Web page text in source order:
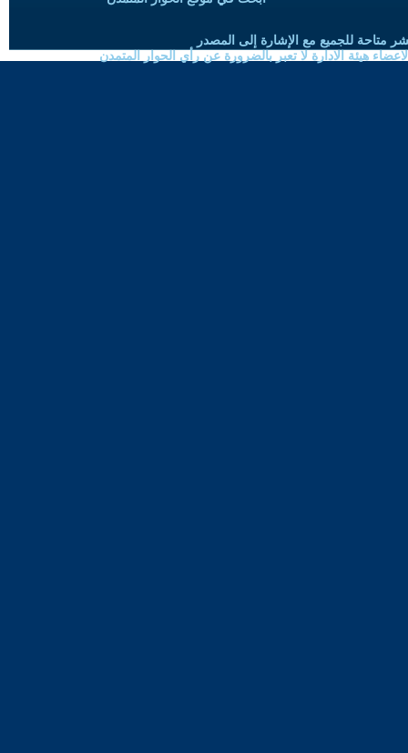
متاحة للجميع مع الإشارة إلى المصدر
هيئة الادارة لا تعبر بالضرورة عن رأي الحوار المتمدن